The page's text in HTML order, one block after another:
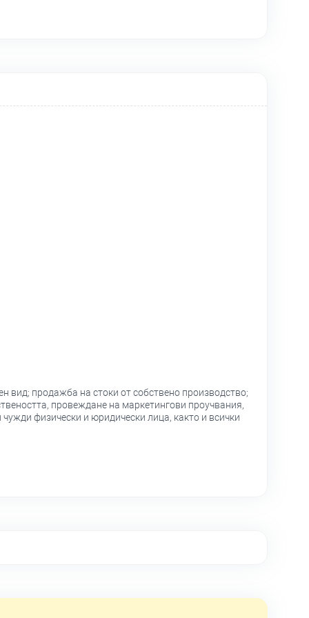
вид; продажба на стоки от собствено производство;
провеждане на маркетингови проучвания,
физически и юридически лица, както и всички